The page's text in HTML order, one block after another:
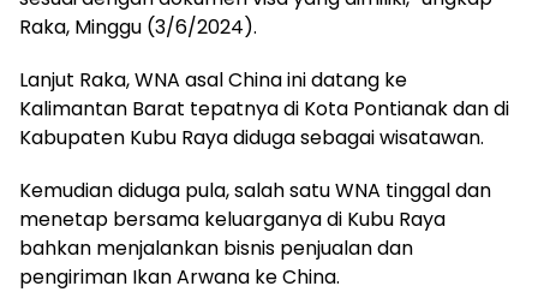
Raka, Minggu (3/6/2024).
Lanjut Raka, WNA asal China ini datang ke
Kalimantan Barat tepatnya di Kota Pontianak dan di
Kabupaten Kubu Raya diduga sebagai wisatawan.
Kemudian diduga pula, salah satu WNA tinggal dan
menetap bersama keluarganya di Kubu Raya
bahkan menjalankan bisnis penjualan dan
pengiriman Ikan Arwana ke China.